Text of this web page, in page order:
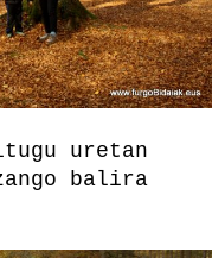
uretan
balira